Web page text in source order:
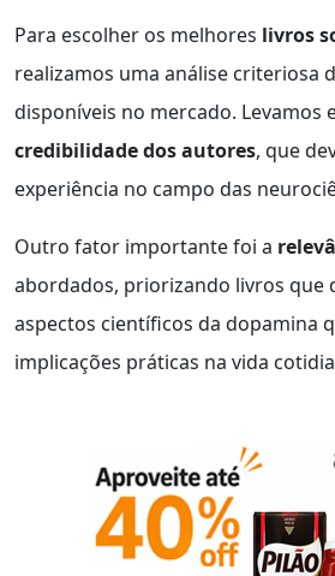
Para escolher os melhores livros
realizamos uma análise criteriosa
disponíveis no mercado. Levamos
credibilidade dos autores, que
experiência no campo das
Outro fator importante foi a
abordados, priorizando livros que
aspectos científicos da dopamina
implicações práticas na vida